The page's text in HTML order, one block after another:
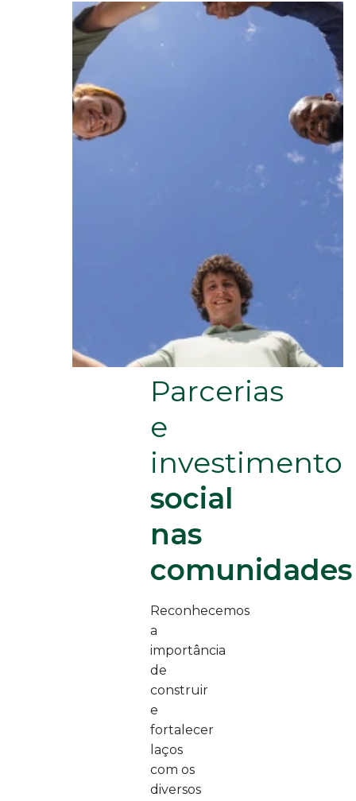
Parcerias
e
investimento
social
nas
comunidades
Reconhecemos
a
importância
de
construir
e
fortalecer
laços
com os
diversos